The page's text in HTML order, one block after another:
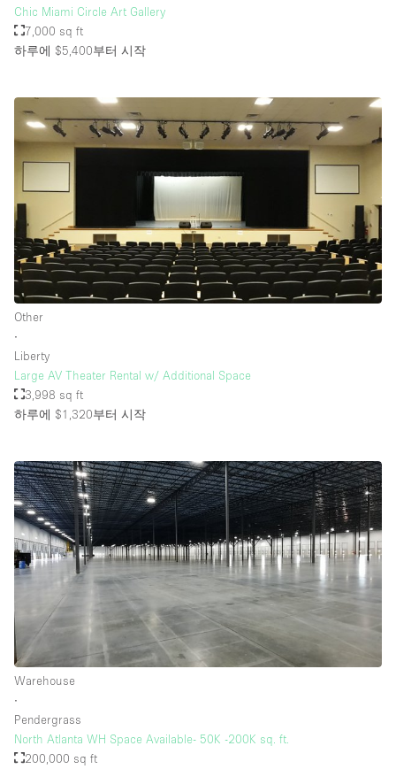
Chic Miami Circle Art Gallery
7,000 sq ft
하루에 $5,400부터 시작
Other
∙
Liberty
Large AV Theater Rental w/ Additional Space
3,998 sq ft
하루에 $1,320부터 시작
Warehouse
∙
Pendergrass
North Atlanta WH Space Available- 50K -200K sq. ft.
200,000 sq ft